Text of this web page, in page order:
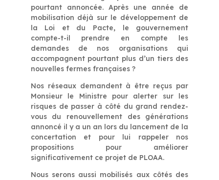
pourtant annoncée. Après une année de
mobilisation déjà sur le développement de
la Loi et du Pacte, le gouvernement
compte-t-il prendre en compte les
demandes de nos organisations qui
accompagnent pourtant plus d’un tiers des
nouvelles fermes françaises ?
Nos réseaux demandent à être reçus par
Monsieur le Ministre pour alerter sur les
risques de passer à côté du grand rendez-
vous du renouvellement des générations
annoncé il y a un an lors du lancement de la
concertation et pour lui rappeler nos
propositions pour améliorer
significativement ce projet de PLOAA.
Nous serons aussi mobilisés aux côtés des